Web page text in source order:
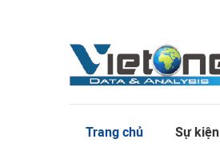
Trang chủ Sự kiện